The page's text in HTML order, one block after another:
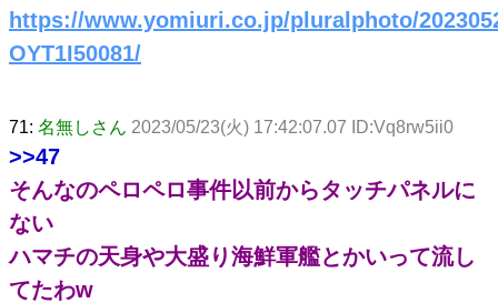
https://www.yomiuri.co.jp/pluralphoto/
OYT1I50081/
71: 名無しさん 2023/05/23(火) 17:42:07.07 ID:Vq8rw5ii0
>>47
そんなのペロペロ事件以前からタッチパネルに
ない
ハマチの天身や大盛り海鮮軍艦とかいって流し
てたわw